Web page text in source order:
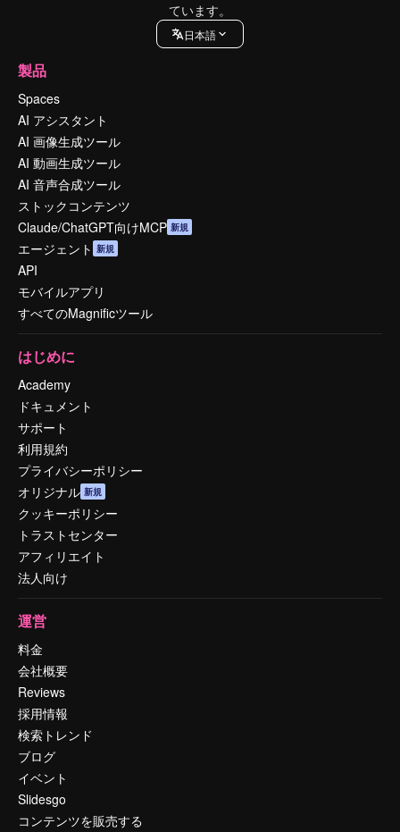
ています。
日本語
製品
Spaces
AI アシスタント
AI 画像生成ツール
AI 動画生成ツール
AI 音声合成ツール
ストックコンテンツ
Claude/ChatGPT向けMCP 新規
エージェント 新規
API
モバイルアプリ
すべてのMagnificツール
はじめに
Academy
ドキュメント
サポート
利用規約
プライバシーポリシー
オリジナル 新規
クッキーポリシー
トラストセンター
アフィリエイト
法人向け
運営
料金
会社概要
Reviews
採用情報
検索トレンド
ブログ
イベント
Slidesgo
コンテンツを販売する